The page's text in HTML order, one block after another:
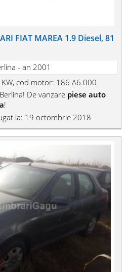
FIAT MAREA 1.9 Diesel, 81
- an 2001
cod motor: 186 A6.000
De vanzare piese auto
!
la: 19 octombrie 2018